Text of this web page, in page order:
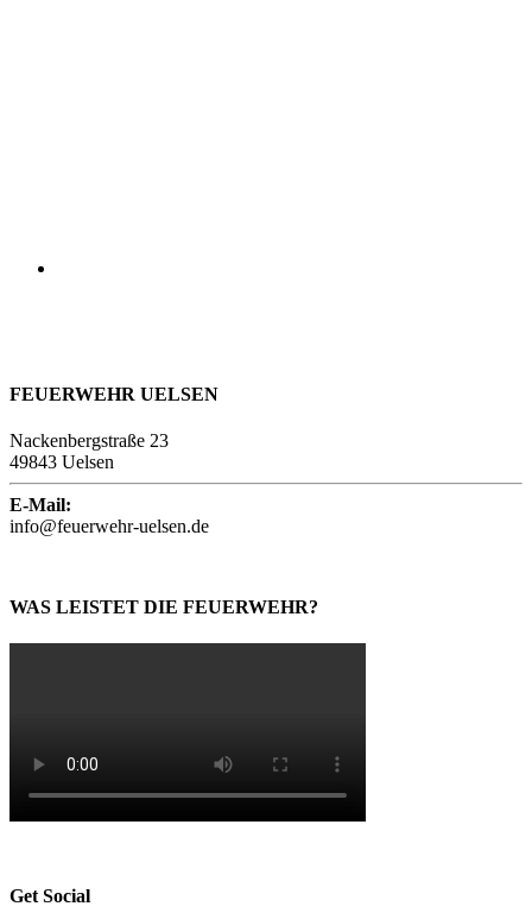
FEUERWEHR UELSEN
Nackenbergstraße 23
49843 Uelsen
E-Mail:
info@feuerwehr-uelsen.de
WAS LEISTET DIE FEUERWEHR?
Get Social